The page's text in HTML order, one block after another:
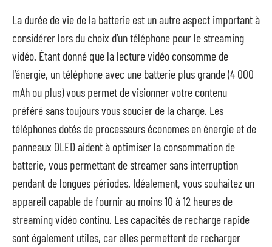
La durée de vie de la batterie est un autre aspect important à
considérer lors du choix d’un téléphone pour le streaming
vidéo. Étant donné que la lecture vidéo consomme de
l’énergie, un téléphone avec une batterie plus grande (4 000
mAh ou plus) vous permet de visionner votre contenu
préféré sans toujours vous soucier de la charge. Les
téléphones dotés de processeurs économes en énergie et de
panneaux OLED aident à optimiser la consommation de
batterie, vous permettant de streamer sans interruption
pendant de longues périodes. Idéalement, vous souhaitez un
appareil capable de fournir au moins 10 à 12 heures de
streaming vidéo continu. Les capacités de recharge rapide
sont également utiles, car elles permettent de recharger